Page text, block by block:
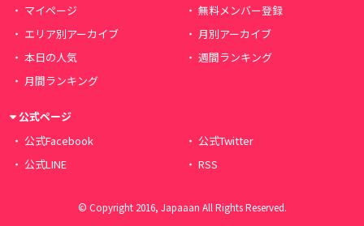
マイページ
無料メンバー登録
エリア別アーカイブ
月別アーカイブ
本日の人気
週間ランキング
月間ランキング
公式ページ
公式Facebook
公式Twitter
公式LINE
RSS
© Copyright 2016, Japaaan All Rights Reserved.